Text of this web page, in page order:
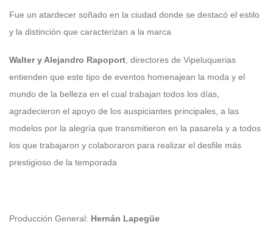
Fue un atardecer soñado en la ciudad donde se destacó el estilo
y la distinción que caracterizan a la marca
Walter y Alejandro Rapoport , directores de Vipeluquerias
entienden que este tipo de eventos homenajean la moda y el
mundo de la belleza en el cual trabajan todos los días,
agradecieron el apoyo de los auspiciantes principales, a las
modelos por la alegría que transmitieron en la pasarela y a todos
los que trabajaron y colaboraron para realizar el desfile más
prestigioso de la temporada
Producción General: Hernán Lapegüe